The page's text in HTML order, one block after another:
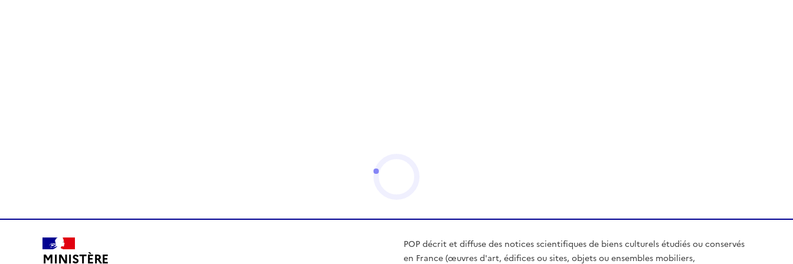
MINISTÈRE
POP décrit et diffuse des notices scientifiques de biens culturels étudiés ou conservés
en France (œuvres d'art, édifices ou sites, objets ou ensembles mobiliers,